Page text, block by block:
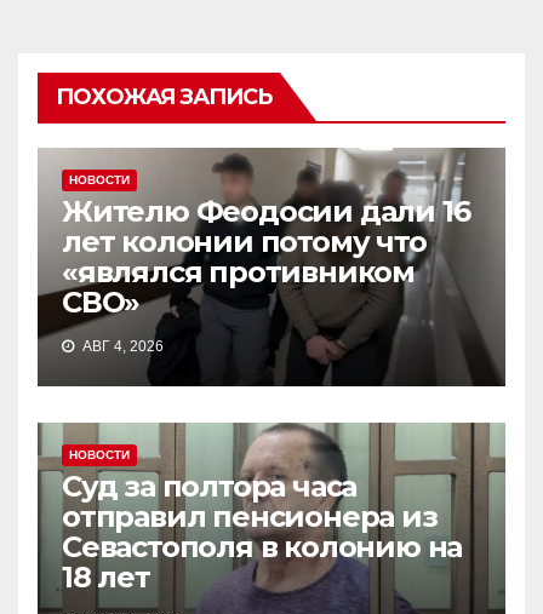
ПОХОЖАЯ ЗАПИСЬ
НОВОСТИ
Жителю Феодосии дали 16
лет колонии потому что
«являлся противником
СВО»
АВГ 4, 2026
НОВОСТИ
Суд за полтора часа
отправил пенсионера из
Севастополя в колонию на
18 лет